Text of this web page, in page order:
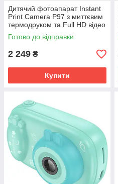
Дитячий фотоапарат Instant
Print Camera P97 з миттєвим
термодруком та Full HD відео
(Синій)
Готово до відправки
2 249 ₴
Купити